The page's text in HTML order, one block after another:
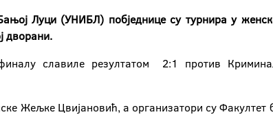
Луци (УНИБЛ) побједнице су турнира у
дворани.
славиле резултатом 2:1 против
Жељке Цвијановић, а организатори су Факултет